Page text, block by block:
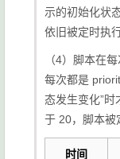
示的初始化状
依旧被定时执行
（4）脚本在
每次都是
态发生变化”
于 20，脚本被
时间